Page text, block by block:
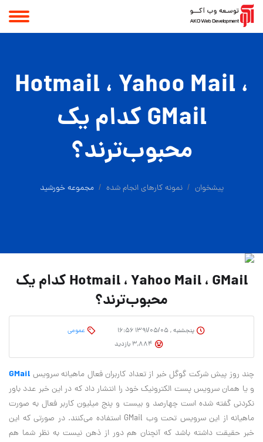
Hotmail ، Yahoo Mail ،
GMail کدام یک
محبوب‌ترند؟
پیشخوان نمونه کارهای انجام شده مجموعه خورشید
Hotmail ، Yahoo Mail ، GMail کدام یک
محبوب‌ترند؟
پنجشنبه , ۱۳۹۱/۰۵/۰۵ ۱۶:۵۶
عمومی
چند روز پیش شرکت گوگل خبر از تعداد کاربران فعال ماهیانه سرویس GMail
و یا همان سرویس پست الکترونیک خود را انتشار داد که در این خبر عدد باور
نکردنی گفته شده است چهارصد و بیست و پنج میلیون کاربر فعال به صورت
ماهیانه از این سرویس تحت وب GMail استفاده می‌کنند. در صورتی که این
خبر حقیقت داشته باشد که آنچنان هم دور از ذهن نیست به نظر شما هم